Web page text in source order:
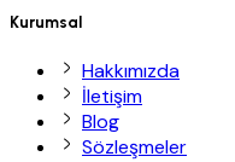
Kurumsal
Hakkımızda
İletişim
Blog
Sözleşmeler